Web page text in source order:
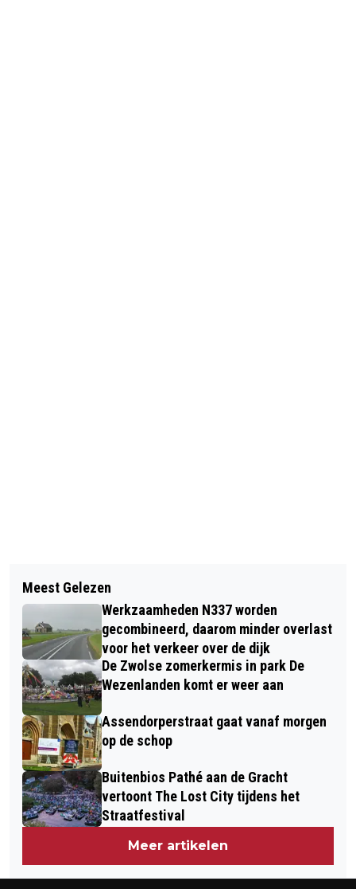
MARUMSE ZWEMBADMOORD GAAT
VERDER DOOR VERKLARINGEN
KROONGETUIGE WILLEM P. UIT
KAMPEN
ZWOLLENAREN LOPEN WARM VOOR
VINTAGE PRODUCTEN EN CIRCULAIR
DESIGN IN DE SCHATKAMER
Meest Gelezen
Werkzaamheden N337 worden
gecombineerd, daarom minder overlast
voor het verkeer over de dijk
De Zwolse zomerkermis in park De
Wezenlanden komt er weer aan
Assendorperstraat gaat vanaf morgen
op de schop
Buitenbios Pathé aan de Gracht
vertoont The Lost City tijdens het
Straatfestival
Meer artikelen